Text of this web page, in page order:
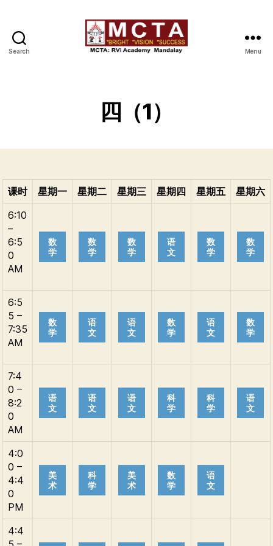
Search Menu
四（1）
课时 星期一 星期二 星期三 星期四 星期五
星期六
6:10
–
6:5
0
AM
数
学
数
学
数
学
语
文
数
学
数
学
6:5
5 –
7:35
AM
数
学
语
文
语
文
数
学
语
文
数
学
7:4
0 –
8:2
0
AM
语
文
语
文
语
文
科
学
科
学
语
文
4:0
0 –
4:4
0
PM
美
术
科
学
美
术
数
学
语
文
4:4